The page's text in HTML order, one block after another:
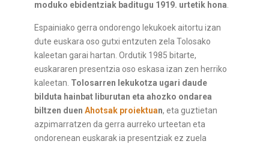
moduko ebidentziak baditugu 1919. urtetik hona.
Espainiako gerra ondorengo lekukoek aitortu izan
dute euskara oso gutxi entzuten zela Tolosako
kaleetan garai hartan. Ordutik 1985 bitarte,
euskararen presentzia oso eskasa izan zen herriko
kaleetan. Tolosarren lekukotza ugari daude
bilduta hainbat liburutan eta ahozko ondarea
biltzen duenAhotsak proiektuan, eta guztietan
azpimarratzen da gerra aurreko urteetan eta
ondorenean euskarak ia presentziak ez zuela